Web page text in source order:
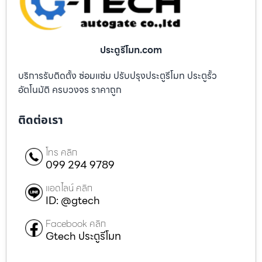
ประตูรีโมท.com
บริการรับติดตั้ง ซ่อมแซ่ม ปรับปรุงประตูรีโมท ประตูรั้ว
อัตโนมัติ ครบวงจร ราคาถูก
ติดต่อเรา
โทร คลิก
099 294 9789
แอดไลน์ คลิก
ID: @gtech
Facebook คลิก
Gtech ประตูรีโมท